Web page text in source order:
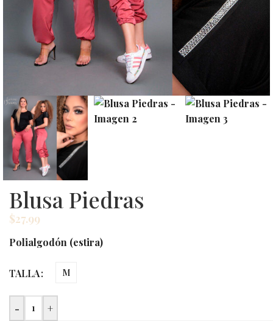
Blusa Piedras
$27.99
Polialgodón (estira)
TALLA M
- +